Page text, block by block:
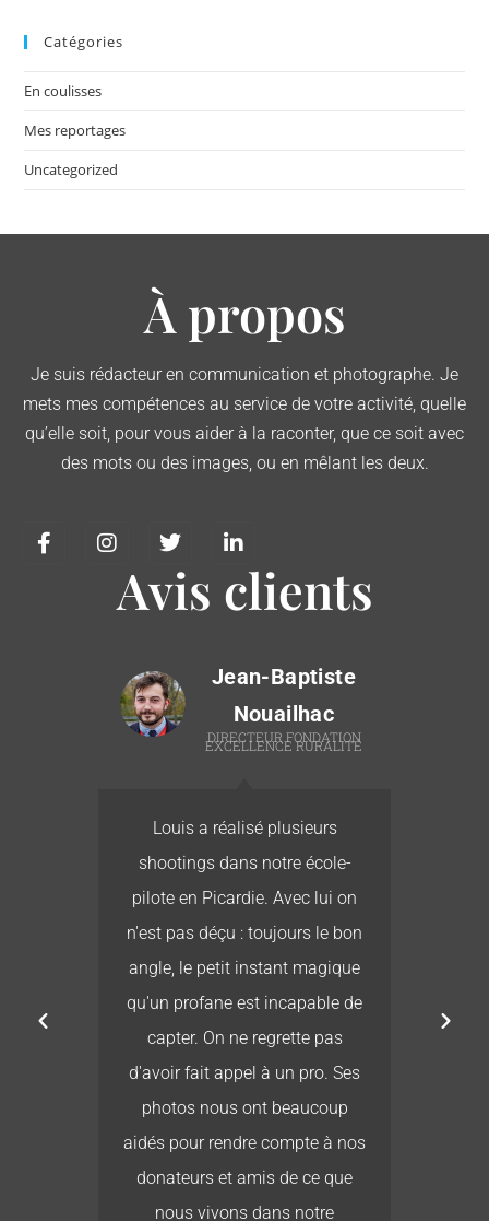
Catégories
En coulisses
Mes reportages
Uncategorized
À propos
Je suis rédacteur en communication et photographe. Je
mets mes compétences au service de votre activité, quelle
qu’elle soit, pour vous aider à la raconter, que ce soit avec
des mots ou des images, ou en mêlant les deux.
Avis clients
Louis a réalisé plusieurs
shootings dans notre école-
pilote en Picardie. Avec lui on
n'est pas déçu : toujours le bon
angle, le petit instant magique
qu'un profane est incapable de
capter. On ne regrette pas
d'avoir fait appel à un pro. Ses
photos nous ont beaucoup
aidés pour rendre compte à nos
donateurs et amis de ce que
nous vivons dans notre
Jean-Baptiste
Nouailhac
DIRECTEUR FONDATION
EXCELLENCE RURALITÉ